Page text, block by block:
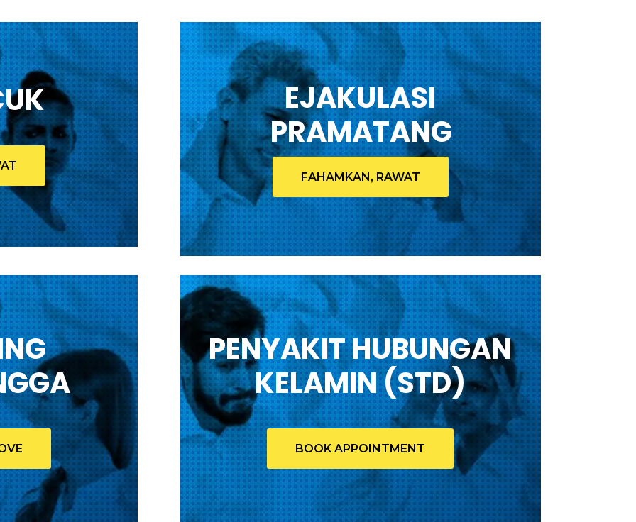
EJAKULASI
PRAMATANG
FAHAMKAN, RAWAT
PENYAKIT HUBUNGAN
KELAMIN (STD)
BOOK APPOINTMENT